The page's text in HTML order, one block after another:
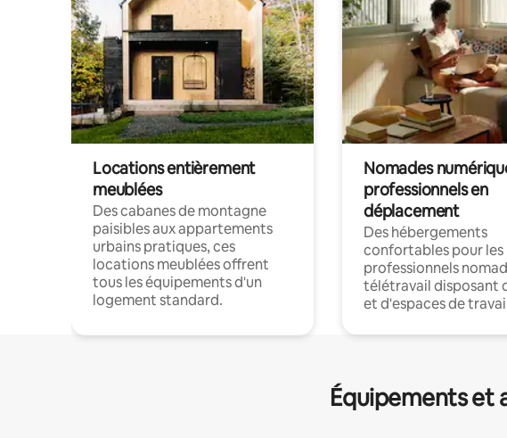
Locations entièrement
meublées
Des cabanes de montagne
paisibles aux appartements
urbains pratiques, ces
locations meublées offrent
tous les équipements d'un
logement standard.
Nomades
professionnels en
déplacement
Des hébergements
confortables pour les
professionnels
télétravail disposant
et d'espaces de
Équipements et